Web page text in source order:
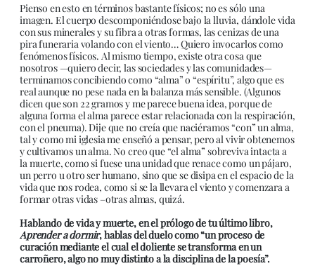
Pienso en esto en términos bastante físicos; no es sólo una
imagen. El cuerpo descomponiéndose bajo la lluvia, dándole vida
con sus minerales y su fibra a otras formas, las cenizas de una
pira funeraria volando con el viento… Quiero invocarlos como
fenómenos físicos. Al mismo tiempo, existe otra cosa que
nosotros —quiero decir, las sociedades y las comunidades—
terminamos concibiendo como “alma” o “espíritu”, algo que es
real aunque no pese nada en la balanza más sensible. (Algunos
dicen que son 22 gramos y me parece buena idea, porque de
alguna forma el alma parece estar relacionada con la respiración,
con el pneuma). Dije que no creía que naciéramos “con” un alma,
tal y como mi iglesia me enseñó a pensar, pero al vivir obtenemos
y cultivamos un alma. No creo que “el alma” sobreviva intacta a
la muerte, como si fuese una unidad que renace como un pájaro,
un perro u otro ser humano, sino que se disipa en el espacio de la
vida que nos rodea, como si se la llevara el viento y comenzara a
formar otras vidas –otras almas, quizá.
Hablando de vida y muerte, en el prólogo de tu último libro,
Aprender a dormir, hablas del duelo como “un proceso de
curación mediante el cual el doliente se transforma en un
carroñero, algo no muy distinto a la disciplina de la poesía”.